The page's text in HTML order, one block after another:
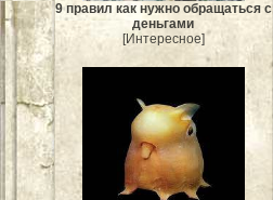
9 правил как нужно обращаться с
деньгами
[Интересное]